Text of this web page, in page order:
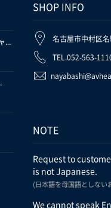
...
SHOP INFO
名古屋市中村区
TEL.052-563-
NOTE
Request to
is not Japanese.
(日本語を母国語としない
We cannot speak